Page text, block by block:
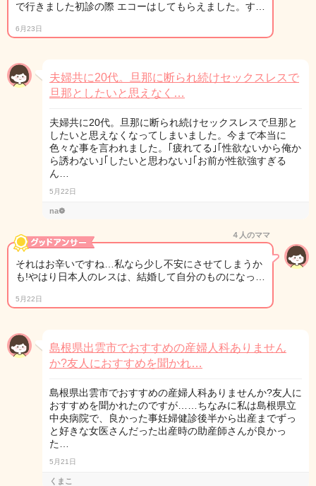
で行きました初診の際 エコーはしてもらえました。す…
6月23日
夫婦共に20代。旦那に断られ続けセックスレスで
旦那としたいと思えなく…
夫婦共に20代。旦那に断られ続けセックスレスで旦那と
したいと思えなくなってしまいました。今まで本当に
色々な事を言われました。｢疲れてる｣｢性欲ないから俺か
ら誘わない｣｢したいと思わない｣｢お前が性欲強すぎる
ん…
5月22日
na❁
４人のママ
それはお辛いですね…私なら少し不安にさせてしまうか
も!やはり日本人のレスは、結婚して自分のものになっ…
5月22日
島根県出雲市でおすすめの産婦人科ありません
か?友人におすすめを聞かれ…
島根県出雲市でおすすめの産婦人科ありませんか?友人に
おすすめを聞かれたのですが……ちなみに私は島根県立
中央病院で、良かった事妊婦健診後半から出産までずっ
と好きな女医さんだった出産時の助産師さんが良かっ
た…
5月21日
くまこ